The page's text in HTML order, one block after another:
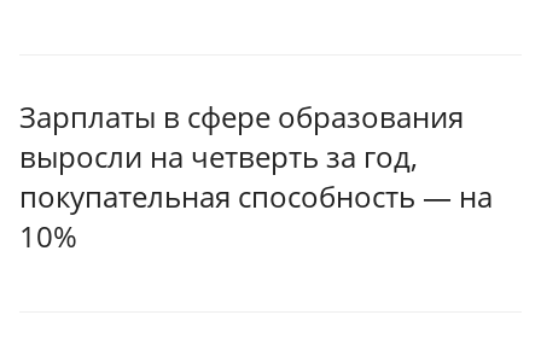
Зарплаты в сфере образования
выросли на четверть за год,
покупательная способность — на
10%